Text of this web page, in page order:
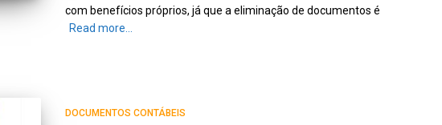
com benefícios próprios, já que a eliminação de documentos é
Read more…
DOCUMENTOS CONTÁBEIS